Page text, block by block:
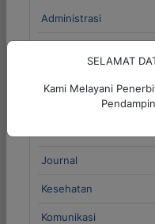
Administrasi
Journal
Kesehatan
Komunikasi
SELAMAT
Kami Melayani